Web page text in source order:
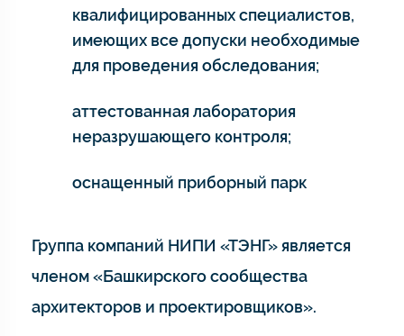
квалифицированных специалистов,
имеющих все допуски необходимые
для проведения обследования;
аттестованная лаборатория
неразрушающего контроля;
оснащенный приборный парк
Группа компаний НИПИ «ТЭНГ» является
членом «Башкирского сообщества
архитекторов и проектировщиков».